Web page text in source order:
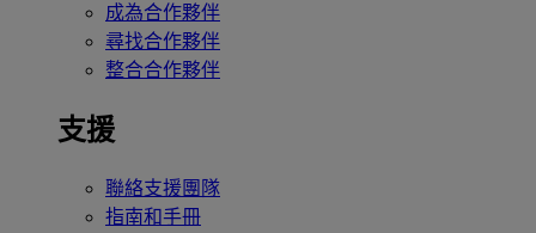
成為合作夥伴
尋找合作夥伴
整合合作夥伴
支援
聯絡支援團隊
指南和手冊